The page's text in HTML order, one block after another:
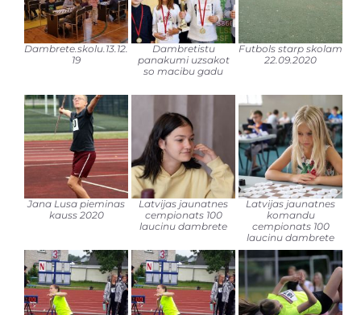
Dambrete.skolu.13.12.
19
Dambretistu
panakumi uzsakot
so macibu gadu
Futbols starp skolam
22.09.2020
Jana Lusa pieminas
kauss 2020
Latvijas jaunatnes
cempionats 100
laucinu dambrete
Latvijas jaunatnes
komandu
cempionats 100
laucinu dambrete